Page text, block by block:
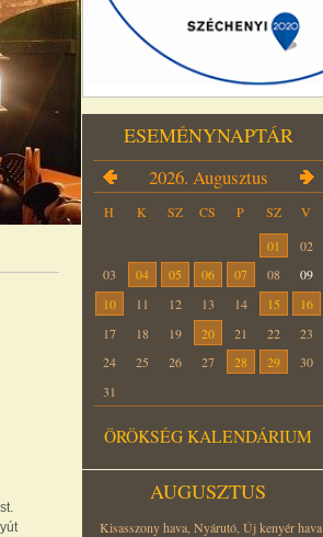
ESEMÉNYNAPTÁR
2026. Augusztus
H K SZ CS P SZ
V
01
02
03
04 05 06 07 08
09
10
11 12 13 14 15
16
17
18 19 20 21 22
23
24
25 26 27 28 29
30
31
ÖRÖKSÉG KALENDÁRIUM
AUGUSZTUS
Kisasszony hava, Nyárutó, Új kenyér hava